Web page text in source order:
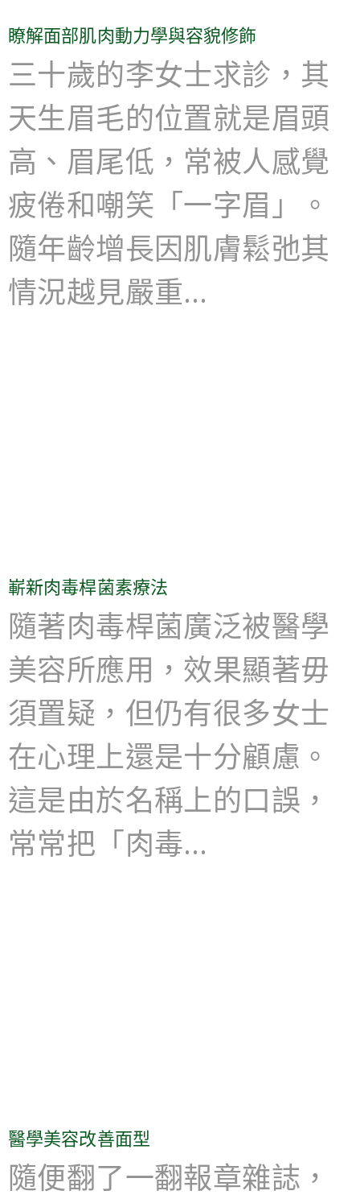
瞭解面部肌肉動力學與容貌修飾
三十歲的李女士求診，其
天生眉毛的位置就是眉頭
高、眉尾低，常被人感覺
疲倦和嘲笑「一字眉」。
隨年齡增長因肌膚鬆弛其
情況越見嚴重…
嶄新肉毒桿菌素療法
隨著肉毒桿菌廣泛被醫學
美容所應用，效果顯著毋
須置疑，但仍有很多女士
在心理上還是十分顧慮。
這是由於名稱上的口誤，
常常把「肉毒…
醫學美容改善面型
隨便翻了一翻報章雜誌，